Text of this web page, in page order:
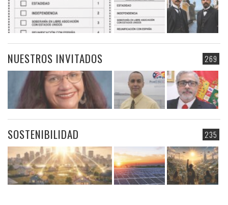
269
NUESTROS INVITADOS
235
SOSTENIBILIDAD